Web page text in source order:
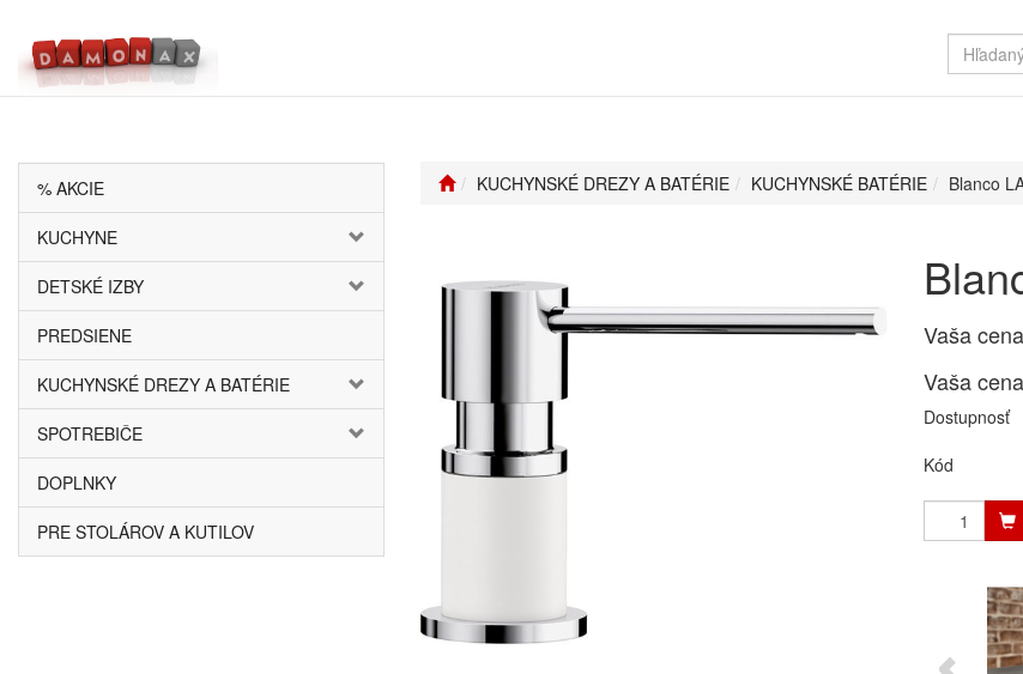
% AKCIE
KUCHYNE
DETSKÉ IZBY
PREDSIENE
KUCHYNSKÉ DREZY A BATÉRIE
SPOTREBIČE
DOPLNKY
PRE STOLÁROV A KUTILOV
KUCHYNSKÉ DREZY A BATÉRIE KUCHYNSKÉ BATÉRIE Blanco
Vaša
Vaša
Dostupnosť
Kód